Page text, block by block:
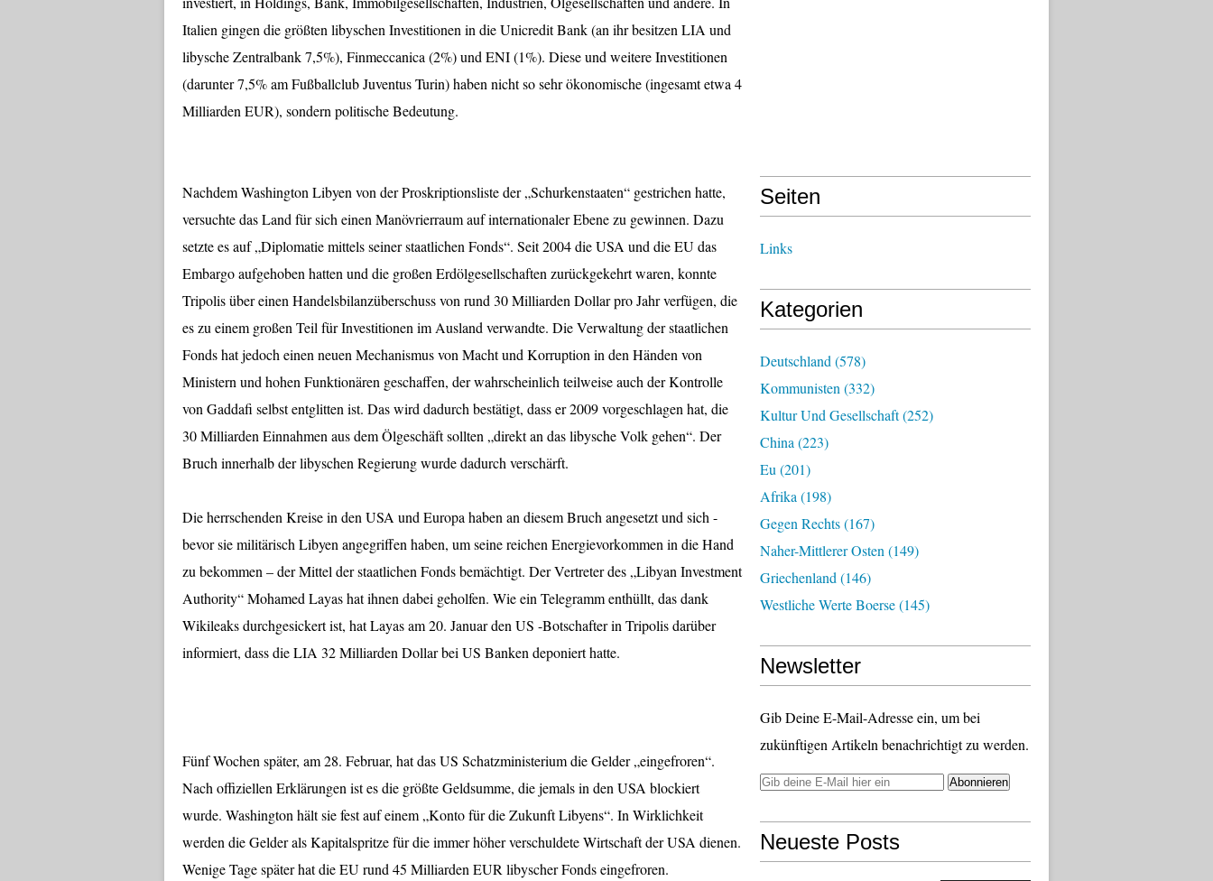
Italien gingen die größten libyschen Investitionen in die Unicredit Bank (an ihr besitzen LIA und
libysche Zentralbank 7,5%), Finmeccanica (2%) und ENI (1%). Diese und weitere Investitionen
(darunter 7,5% am Fußballclub Juventus Turin) haben nicht so sehr ökonomische (ingesamt etwa 4
Milliarden EUR), sondern politische Bedeutung.
Nachdem Washington Libyen von der Proskriptionsliste der „Schurkenstaaten“ gestrichen hatte,
versuchte das Land für sich einen Manövrierraum auf internationaler Ebene zu gewinnen. Dazu
setzte es auf „Diplomatie mittels seiner staatlichen Fonds“. Seit 2004 die USA und die EU das
Embargo aufgehoben hatten und die großen Erdölgesellschaften zurückgekehrt waren, konnte
Tripolis über einen Handelsbilanzüberschuss von rund 30 Milliarden Dollar pro Jahr verfügen, die
es zu einem großen Teil für Investitionen im Ausland verwandte. Die Verwaltung der staatlichen
Fonds hat jedoch einen neuen Mechanismus von Macht und Korruption in den Händen von
Ministern und hohen Funktionären geschaffen, der wahrscheinlich teilweise auch der Kontrolle
von Gaddafi selbst entglitten ist. Das wird dadurch bestätigt, dass er 2009 vorgeschlagen hat, die
30 Milliarden Einnahmen aus dem Ölgeschäft sollten „direkt an das libysche Volk gehen“. Der
Bruch innerhalb der libyschen Regierung wurde dadurch verschärft.
Die herrschenden Kreise in den USA und Europa haben an diesem Bruch angesetzt und sich -
bevor sie militärisch Libyen angegriffen haben, um seine reichen Energievorkommen in die Hand
zu bekommen – der Mittel der staatlichen Fonds bemächtigt. Der Vertreter des „Libyan Investment
Authority“ Mohamed Layas hat ihnen dabei geholfen. Wie ein Telegramm enthüllt, das dank
Wikileaks durchgesickert ist, hat Layas am 20. Januar den US -Botschafter in Tripolis darüber
informiert, dass die LIA 32 Milliarden Dollar bei US Banken deponiert hatte.
Fünf Wochen später, am 28. Februar, hat das US Schatzministerium die Gelder „eingefroren“.
Nach offiziellen Erklärungen ist es die größte Geldsumme, die jemals in den USA blockiert
wurde. Washington hält sie fest auf einem „Konto für die Zukunft Libyens“. In Wirklichkeit
werden die Gelder als Kapitalspritze für die immer höher verschuldete Wirtschaft der USA dienen.
Wenige Tage später hat die EU rund 45 Milliarden EUR libyscher Fonds eingefroren.
Seiten
Links
Kategorien
Deutschland (578)
Kommunisten (332)
Kultur Und Gesellschaft(252)
China (223)
Eu (201)
Afrika (198)
Gegen Rechts(167)
Naher-Mittlerer Osten (149)
Griechenland (146)
Westliche Werte Boerse(145)
Newsletter
Gib Deine E-Mail-Adresse ein, um bei
zukünftigen Artikeln benachrichtigt zu werden.
Neueste Posts